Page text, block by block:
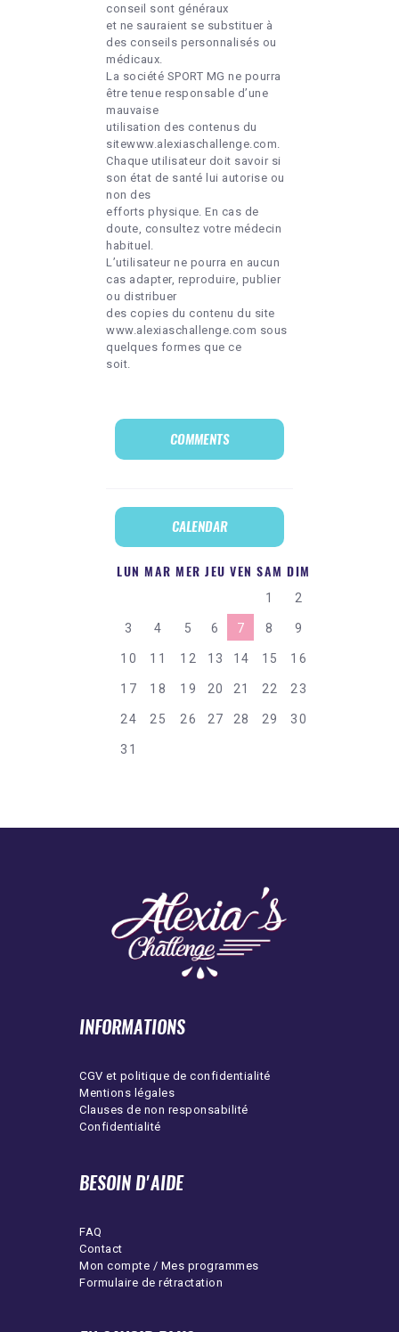
conseil sont généraux
et ne sauraient se substituer à
des conseils personnalisés ou
médicaux.
La société SPORT MG ne pourra
être tenue responsable d’une
mauvaise
utilisation des contenus du
sitewww.alexiaschallenge.com.
Chaque utilisateur doit savoir si
son état de santé lui autorise ou
non des
efforts physique. En cas de
doute, consultez votre médecin
habituel.
L’utilisateur ne pourra en aucun
cas adapter, reproduire, publier
ou distribuer
des copies du contenu du site
www.alexiaschallenge.com sous
quelques formes que ce
soit.
COMMENTS
CALENDAR
LUN MAR MER JEU VEN SAM DIM
1 2
3 4 5 6 7 8 9
10 11 12 13 14 15 16
17 18 19 20 21 22 23
24 25 26 27 28 29 30
31
INFORMATIONS
CGV et politique de confidentialité
Mentions légales
Clauses de non responsabilité
Confidentialité
BESOIN D'AIDE
FAQ
Contact
Mon compte / Mes programmes
Formulaire de rétractation